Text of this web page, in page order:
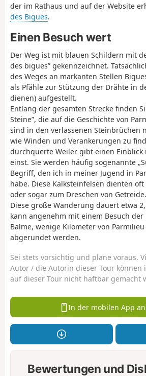
der im Rathaus und auf der Website
des Bigues.
Einen Besuch wert
Der Weg ist mit blauen Schildern mit
des bigues” gekennzeichnet.
des Weges an markanten Stellen
als Pfähle zur Stützung der Drähte in
dienen) aufgestellt.
Entlang der gesamten Strecke finden
Steine”, die auf die Geschichte von
sind in den verlassenen Steinbrüchen
wie Winden und Verankerungen zu
durchquerte Weiler gibt einen Einblick
einst. Sie werden häufig sogenannte
Begriff, den ich in meiner Jugend in
habe. Diese Kalksteinfelsen dienten
oder sogar zum Dreschen von Getreide.
Diese große Wanderung dauert etwa
kann angenehm mit einem Besuch der
Balme, wenige Kilometer von
abgerundet werden.
Sei stets vorsichtig und plane voraus.
Autor / die Autorin dieser Tour können
auf dieser Tour nicht haftbar gemacht
In der mobilen App
Bewertungen und